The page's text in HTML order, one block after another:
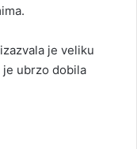
je veliku
ubrzo dobila